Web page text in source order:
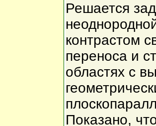
Решается
контрастом
переноса и
областях с
Показано,